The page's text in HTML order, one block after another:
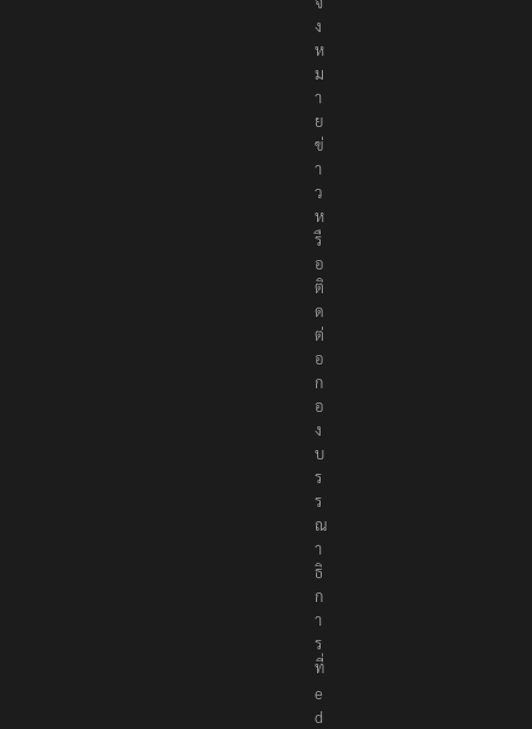
ง
ห
ม
า
ย
ข่
า
ว
ห
รื
อ
ติ
ด
ต่
อ
ก
อ
ง
บ
ร
ร
ณ
า
ธิ
ก
า
ร
ที่
e
d